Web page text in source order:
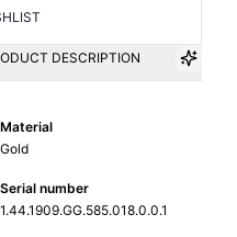
DESCRIPTION
Material
Gold
Serial number
1.44.1909.GG.585.018.0.0.1